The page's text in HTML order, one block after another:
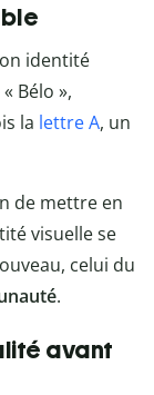
identité
Bélo »,
la lettre A, un
de mettre en
visuelle se
celui du
.
avant